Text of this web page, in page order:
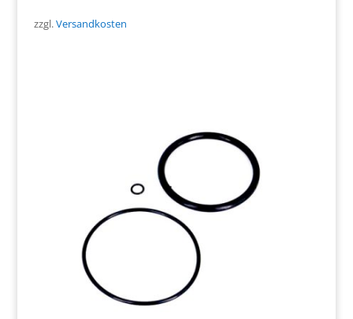
zzgl.Versandkosten